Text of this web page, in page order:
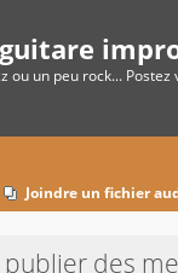
ou un peu rock... Postez
Joindre un fichier
des